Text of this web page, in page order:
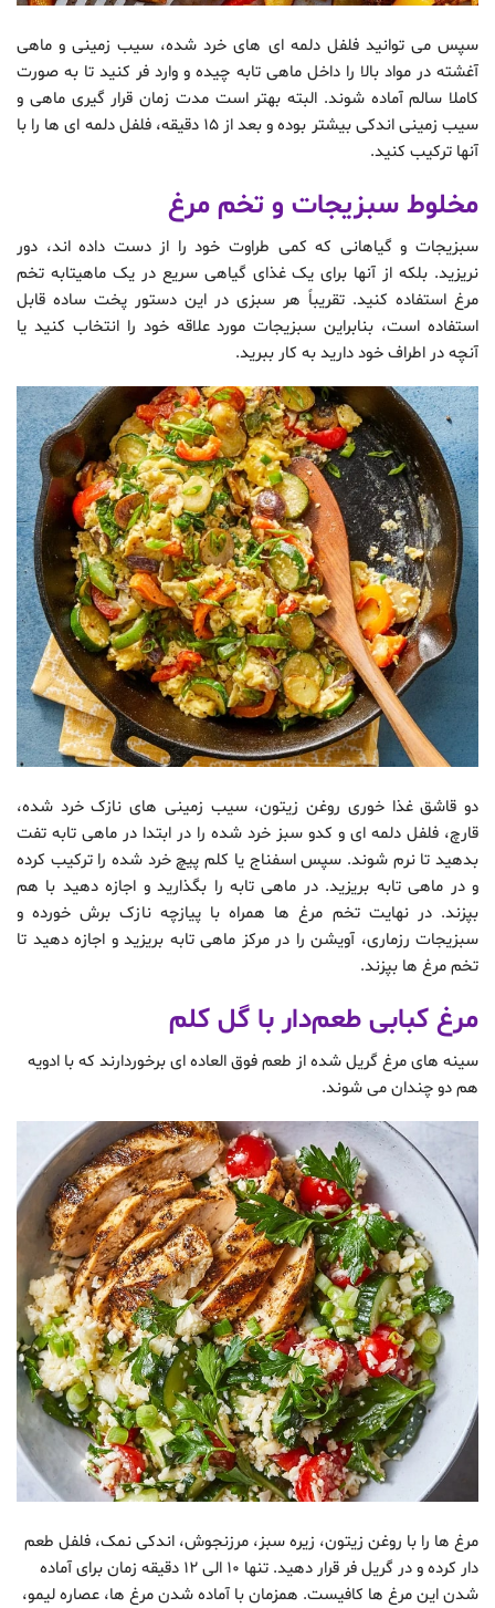
سپس می توانید فلفل دلمه ای های خرد شده، سیب زمینی و ماهی
آغشته در مواد بالا را داخل ماهی تابه چیده و وارد فر کنید تا به صورت
کاملا سالم آماده شوند. البته بهتر است مدت زمان قرار گیری ماهی و
سیب زمینی اندکی بیشتر بوده و بعد از 15 دقیقه، فلفل دلمه ای ها را با
آنها ترکیب کنید.
مخلوط سبزیجات و تخم مرغ
سبزیجات و گیاهانی که کمی طراوت خود را از دست داده اند، دور
نریزید. بلکه از آنها برای یک غذای گیاهی سریع در یک ماهیتابه تخم
مرغ استفاده کنید. تقریباً هر سبزی در این دستور پخت ساده قابل
استفاده است، بنابراین سبزیجات مورد علاقه خود را انتخاب کنید یا
آنچه در اطراف خود دارید به کار ببرید.
دو قاشق غذا خوری روغن زیتون، سیب زمینی های نازک خرد شده،
قارچ، فلفل دلمه ای و کدو سبز خرد شده را در ابتدا در ماهی تابه تفت
بدهید تا نرم شوند. سپس اسفناج یا کلم پیچ خرد شده را ترکیب کرده
و در ماهی تابه بریزید. در ماهی تابه را بگذارید و اجازه دهید با هم
بپزند. در نهایت تخم مرغ ها همراه با پیازچه نازک برش خورده و
سبزیجات رزماری، آویشن را در مرکز ماهی تابه بریزید و اجازه دهید تا
تخم مرغ ها بپزند.
مرغ کبابی طعم‌دار با گل کلم
سینه های مرغ گریل شده از طعم فوق العاده ای برخوردارند که با ادویه
هم دو چندان می شوند.
مرغ ها را با روغن زیتون، زیره سبز، مرزنجوش، اندکی نمک، فلفل طعم
دار کرده و در گریل فر قرار دهید. تنها 10 الی 12 دقیقه زمان برای آماده
شدن این مرغ ها کافیست. همزمان با آماده شدن مرغ ها، عصاره لیمو،